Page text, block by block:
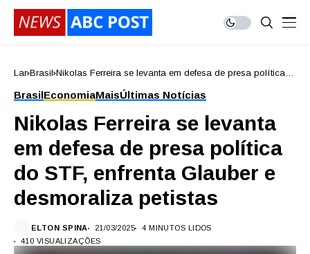
Lar Brasil Nikolas Ferreira se levanta em defesa de presa política
BrasilEconomiaMaisÚltimas Notícias
Nikolas Ferreira se levanta
em defesa de presa política
do STF, enfrenta Glauber e
desmoraliza petistas
ELTON SPINA 21/03/2025
4 MINUTOS LIDOS
410 VISUALIZAÇÕES